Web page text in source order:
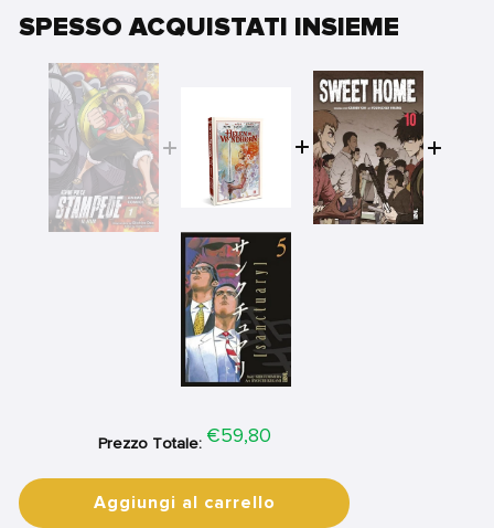
SPESSO ACQUISTATI INSIEME
Prezzo Totale: Price
€59,80
Aggiungi al carrello